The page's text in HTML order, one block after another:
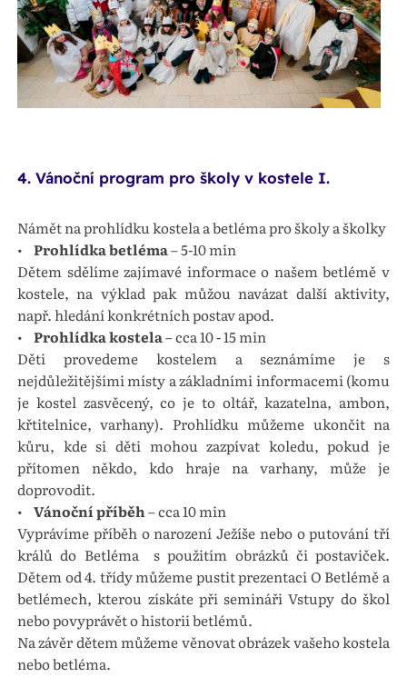
4. Vánoční program pro školy v kostele I.
Námět na prohlídku kostela a betléma pro školy a školky
• Prohlídka betléma– 5-10 min
Dětem sdělíme zajímavé informace o našem betlémě v
kostele, na výklad pak můžou navázat další aktivity,
např. hledání konkrétních postav apod.
• Prohlídka kostela– cca 10 - 15 min
Děti provedeme kostelem a seznámíme je s
nejdůležitějšími místy a základními informacemi (komu
je kostel zasvěcený, co je to oltář, kazatelna, ambon,
křtitelnice, varhany). Prohlídku můžeme ukončit na
kůru, kde si děti mohou zazpívat koledu, pokud je
přítomen někdo, kdo hraje na varhany, může je
doprovodit.
• Vánoční příběh– cca 10 min
Vyprávíme příběh o narození Ježíše nebo o putování tří
králů do Betléma s použitím obrázků či postaviček.
Dětem od 4. třídy můžeme pustit prezentaci O Betlémě a
betlémech, kterou získáte při semináři Vstupy do škol
nebo povyprávět o historii betlémů.
Na závěr dětem můžeme věnovat obrázek vašeho kostela
nebo betléma.